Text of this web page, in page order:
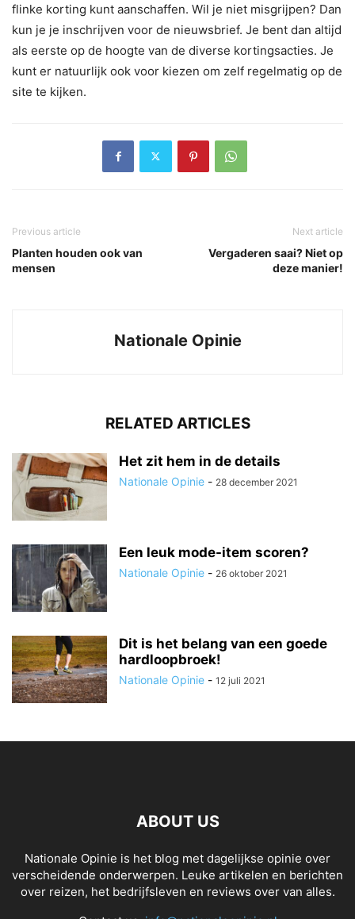
flinke korting kunt aanschaffen. Wil je niet misgrijpen? Dan
kun je je inschrijven voor de nieuwsbrief. Je bent dan altijd
als eerste op de hoogte van de diverse kortingsacties. Je
kunt er natuurlijk ook voor kiezen om zelf regelmatig op de
site te kijken.
Previous article
Planten houden ook van
mensen
Next article
Vergaderen saai? Niet op
deze manier!
Nationale Opinie
RELATED ARTICLES
Het zit hem in de details
Nationale Opinie - 28 december 2021
Een leuk mode-item scoren?
Nationale Opinie - 26 oktober 2021
Dit is het belang van een goede
hardloopbroek!
Nationale Opinie - 12 juli 2021
ABOUT US
Nationale Opinie is het blog met dagelijkse opinie over
verscheidende onderwerpen. Leuke artikelen en berichten
over reizen, het bedrijfsleven en reviews over van alles.